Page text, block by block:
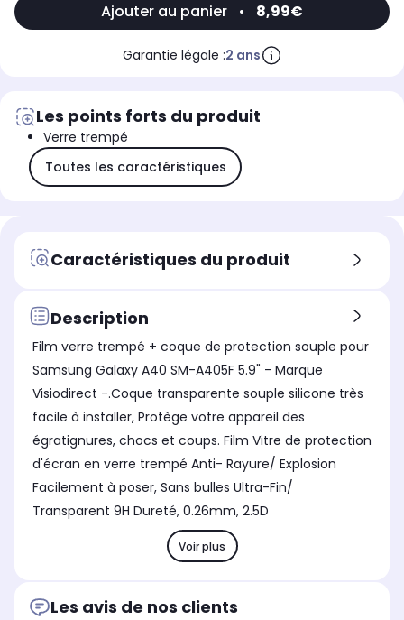
Ajouter au panier • 8,99€
Garantie légale :2 ans
Les points forts du produit
Verre trempé
Toutes les caractéristiques
Caractéristiques du produit
Description
Film verre trempé + coque de protection souple pour
Samsung Galaxy A40 SM-A405F 5.9" - Marque
Visiodirect -.Coque transparente souple silicone très
facile à installer, Protège votre appareil des
égratignures, chocs et coups. Film Vitre de protection
d'écran en verre trempé Anti- Rayure/ Explosion
Facilement à poser, Sans bulles Ultra-Fin/
Transparent 9H Dureté, 0.26mm, 2.5D
Voir plus
Les avis de nos clients